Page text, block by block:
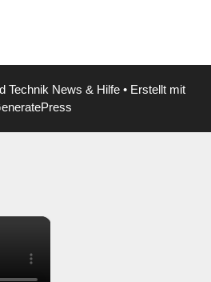
Technik News & Hilfe • Erstellt mit
×